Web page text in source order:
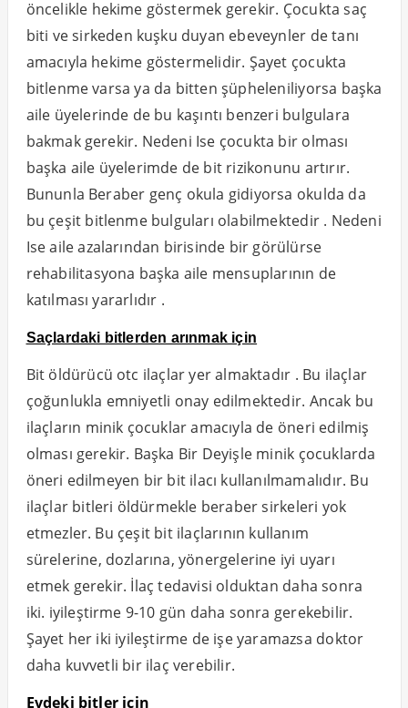
öncelikle hekime göstermek gerekir. Çocukta saç
biti ve sirkeden kuşku duyan ebeveynler de tanı
amacıyla hekime göstermelidir. Şayet çocukta
bitlenme varsa ya da bitten şüpheleniliyorsa başka
aile üyelerinde de bu kaşıntı benzeri bulgulara
bakmak gerekir. Nedeni Ise çocukta bir olması
başka aile üyelerimde de bit rizikonunu artırır.
Bununla Beraber genç okula gidiyorsa okulda da
bu çeşit bitlenme bulguları olabilmektedir . Nedeni
Ise aile azalarından birisinde bir görülürse
rehabilitasyona başka aile mensuplarının de
katılması yararlıdır .
Saçlardaki bitlerden arınmak için
Bit öldürücü otc ilaçlar yer almaktadır . Bu ilaçlar
çoğunlukla emniyetli onay edilmektedir. Ancak bu
ilaçların minik çocuklar amacıyla de öneri edilmiş
olması gerekir. Başka Bir Deyişle minik çocuklarda
öneri edilmeyen bir bit ilacı kullanılmamalıdır. Bu
ilaçlar bitleri öldürmekle beraber sirkeleri yok
etmezler. Bu çeşit bit ilaçlarının kullanım
sürelerine, dozlarına, yönergelerine iyi uyarı
etmek gerekir. İlaç tedavisi olduktan daha sonra
iki. iyileştirme 9-10 gün daha sonra gerekebilir.
Şayet her iki iyileştirme de işe yaramazsa doktor
daha kuvvetli bir ilaç verebilir.
Evdeki bitler için